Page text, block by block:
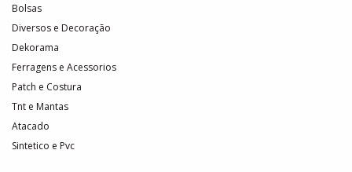
Bolsas
Diversos e Decoração
Dekorama
Ferragens e Acessorios
Patch e Costura
Tnt e Mantas
Atacado
Sintetico e Pvc